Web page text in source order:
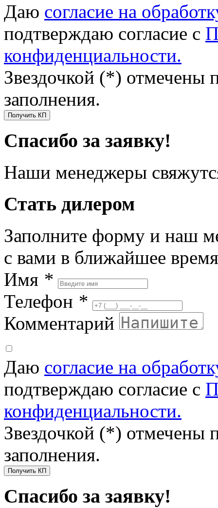
Даю согласие на
подтверждаю согласие с
конфиденциальности.
Звездочкой (*) отмечены
заполнения.
Получить КП
Спасибо за заявку!
Наши менеджеры
Стать дилером
Заполните форму и наш
с вами в ближайшее время
Имя *
Телефон *
Комментарий
Даю согласие на
подтверждаю согласие с
конфиденциальности.
Звездочкой (*) отмечены
заполнения.
Получить КП
Спасибо за заявку!